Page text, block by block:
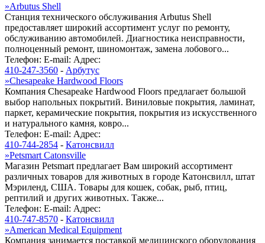
»Arbutus Shell
Станция технического обслуживания Arbutus Shell
предоставляет широкий ассортимент услуг по ремонту,
обслуживанию автомобилей. Диагностика неисправности,
полноценный ремонт, шиномонтаж, замена лобового...
Телефон: E-mail: Адрес:
410-247-3560 - Арбутус
»Chesapeake Hardwood Floors
Компания Chesapeake Hardwood Floors предлагает большой
выбор напольных покрытий. Виниловые покрытия, ламинат,
паркет, керамические покрытия, покрытия из искусственного
и натурального камня, ковро...
Телефон: E-mail: Адрес:
410-744-2854 - Катонсвилл
»Petsmart Catonsville
Магазин Petsmart предлагает Вам широкий ассортимент
различных товаров для животных в городе Катонсвилл, штат
Мэриленд, США. Товары для кошек, собак, рыб, птиц,
рептилий и других животных. Также...
Телефон: E-mail: Адрес:
410-747-8570 - Катонсвилл
»American Medical Equipment
Компания занимается поставкой медицинского оборудования